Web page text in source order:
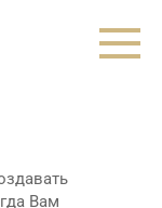
Вам